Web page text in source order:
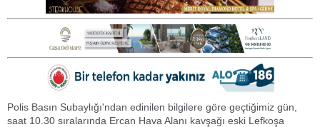
Polis Basın Subaylığı'ndan edinilen bilgilere göre geçtiğimiz gün,
saat 10.30 sıralarında Ercan Hava Alanı kavşağı eski Lefkoşa